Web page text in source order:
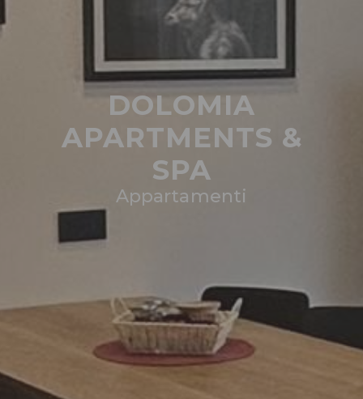
DOLOMIA
APARTMENTS &
SPA
Appartamenti